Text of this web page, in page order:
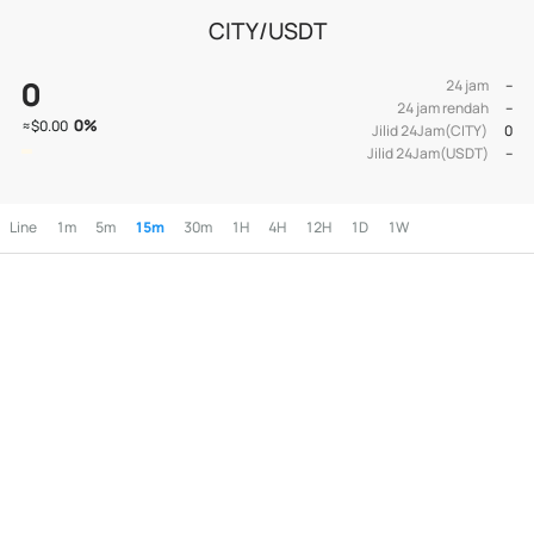
CITY/USDT
0
≈$0.00 0%
24 jam
--
24 jam rendah
--
Jilid 24Jam(CITY)
0
Jilid 24Jam(USDT)
--
Line 1m 5m 15m 30m 1H 4H 12H 1D 1W